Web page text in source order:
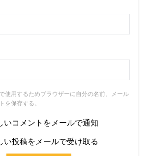
使用するためブラウザーに自分の名前、メール
を保存する。
いコメントをメールで通知
い投稿をメールで受け取る